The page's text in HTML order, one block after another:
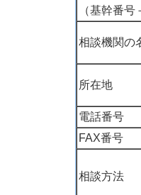
（基幹番
相談機関の
所在地
電話番号
FAX番号
相談方法